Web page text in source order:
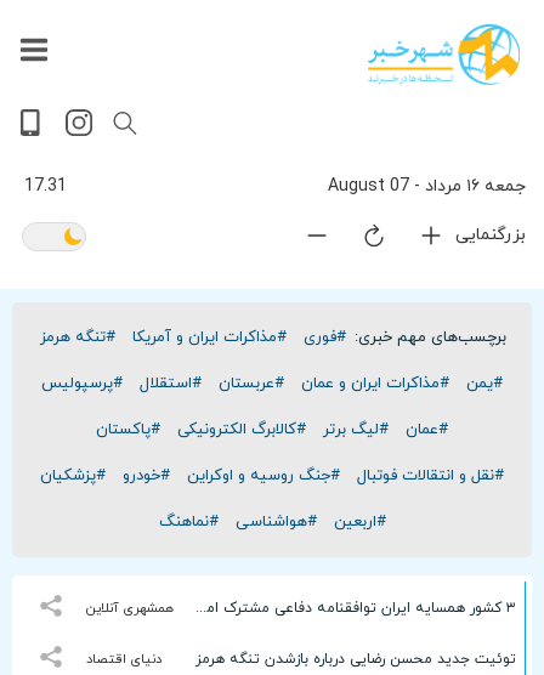
جمعه ۱۶ مرداد - 07 August 17.31
بزرگنمایی
پربیننده‌ترین
اخبار
آخرین
اخبار
پخش
داغ
ترین
سیاسی
ورزشی
اقتصادی
حوادث
گوناگون
تصویری
سلامت
جهان
فرهنگی
ویدیویی
بازار
برچسب‌های مهم خبری: #فوری #مذاکرات ایران و آمریکا #تنگه هرمز
#یمن #مذاکرات ایران و عمان #عربستان #استقلال #پرسپولیس
#عمان #لیگ برتر #کالابرگ الکترونیکی #پاکستان
#نقل و انتقالات فوتبال #جنگ روسیه و اوکراین #خودرو #پزشکیان
#اربعین #هواشناسی #نماهنگ
همشهری آنلاین ۳ کشور همسایه ایران توافقنامه دفاعی مشترک امضا می‌کنند
دنیای اقتصاد توئیت جدید محسن رضایی درباره بازشدن تنگه هرمز